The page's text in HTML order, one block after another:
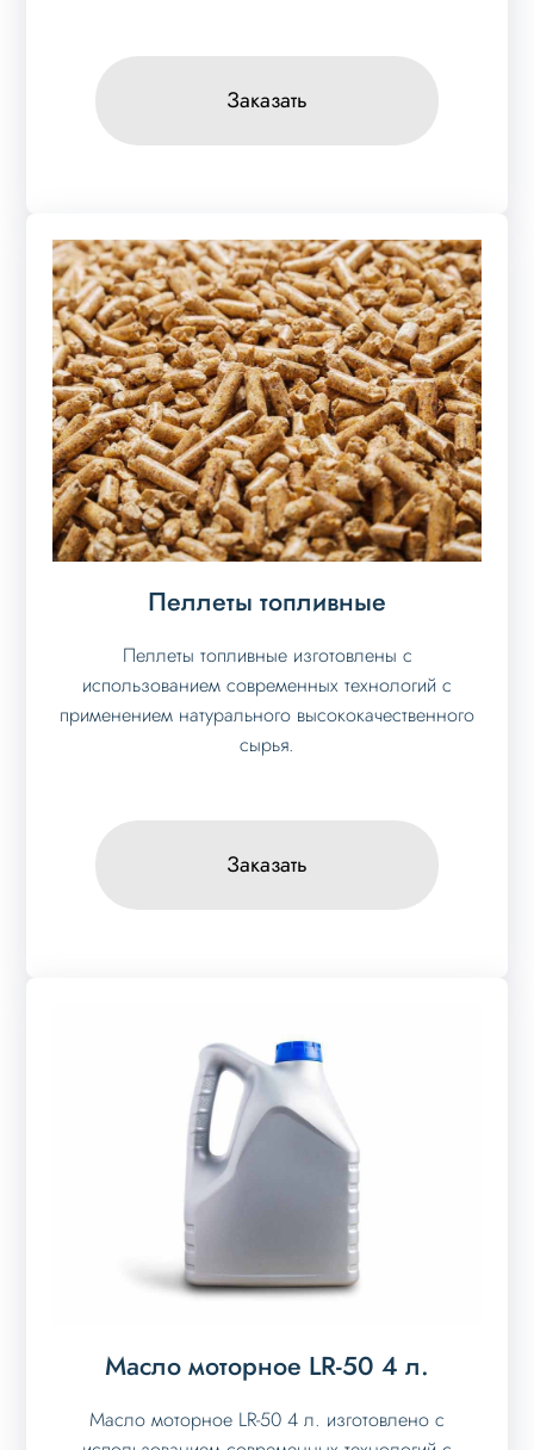
Заказать
Пеллеты топливные
Пеллеты топливные изготовлены с
использованием современных технологий с
применением натурального высококачественного
сырья.
Заказать
Масло моторное LR-50 4 л.
Масло моторное LR-50 4 л. изготовлено с